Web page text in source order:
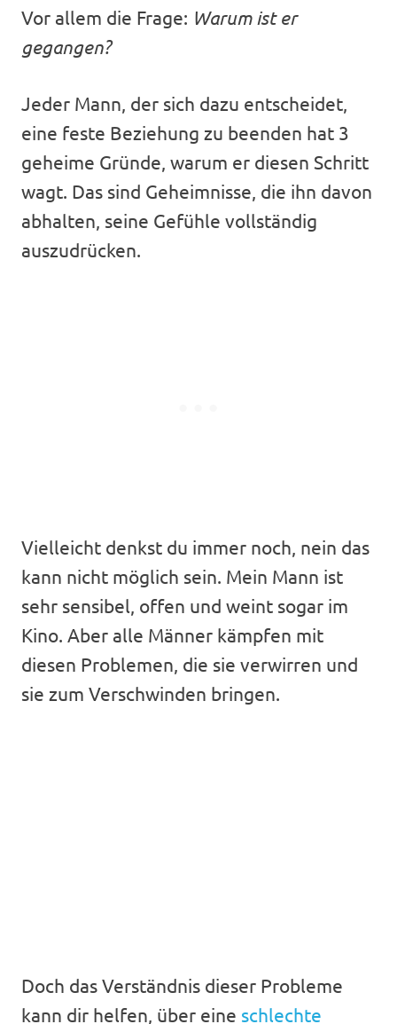
Vor allem die Frage: Warum ist er
gegangen?
Jeder Mann, der sich dazu entscheidet,
eine feste Beziehung zu beenden hat 3
geheime Gründe, warum er diesen Schritt
wagt. Das sind Geheimnisse, die ihn davon
abhalten, seine Gefühle vollständig
auszudrücken.
Vielleicht denkst du immer noch, nein das
kann nicht möglich sein. Mein Mann ist
sehr sensibel, offen und weint sogar im
Kino. Aber alle Männer kämpfen mit
diesen Problemen, die sie verwirren und
sie zum Verschwinden bringen.
Doch das Verständnis dieser Probleme
kann dir helfen, über eine schlechte